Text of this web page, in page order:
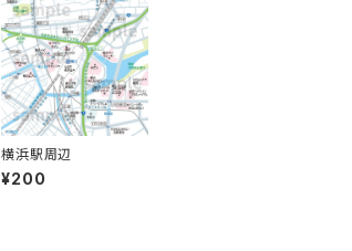
横浜駅周辺
¥200